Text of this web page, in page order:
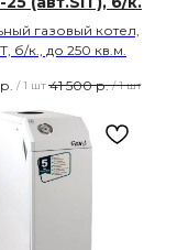
газовый котел,
б/к., до 250 кв.м.
р. / 1 шт 41 500 р. / 1 шт